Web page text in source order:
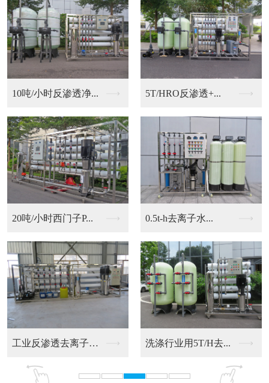
5T/HRO反渗透+... PCB用超纯水设备,...
2T/H 反渗透设备... 超纯水设备安装,1吨...
超纯水处理装置,超纯... 超纯水设备,一级反渗...